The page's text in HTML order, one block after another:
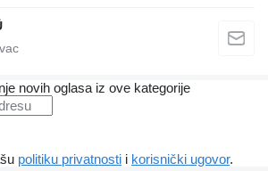
novih oglasa iz ove kategorije
politiku privatnosti i korisnički ugovor.